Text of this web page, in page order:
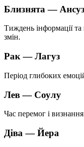
Близнята —
Тиждень інформації
змін.
Рак —Лагуз
Період глибоких
Лев — Соулу
Час перемог і
Діва —Йера